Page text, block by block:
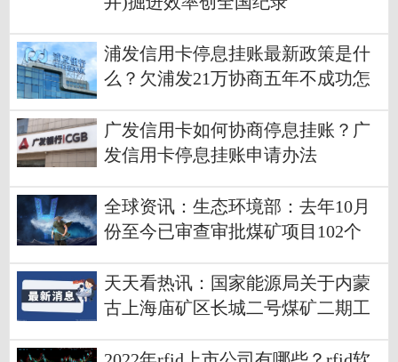
浦发信用卡停息挂账最新政策是什
么？欠浦发21万协商五年不成功怎
广发信用卡如何协商停息挂账？广
发信用卡停息挂账申请办法
全球资讯：生态环境部：去年10月
份至今已审查审批煤矿项目102个
天天看热讯：国家能源局关于内蒙
古上海庙矿区长城二号煤矿二期工